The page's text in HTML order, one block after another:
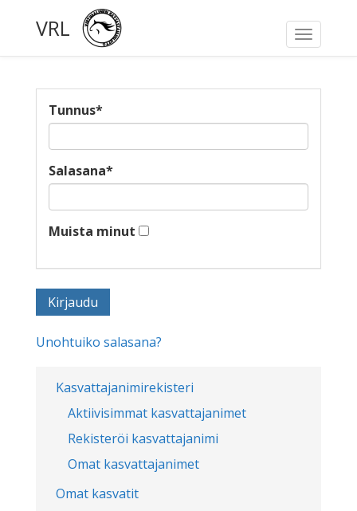
Toggle
VRL
Kasvattajanimirekisteri
Aktiivisimmat kasvattajanimet
Rekisteröi kasvattajanimi
Omat kasvattajanimet
Omat kasvatit
Tunnus*
Salasana*
Muista minut
Unohtuiko salasana?